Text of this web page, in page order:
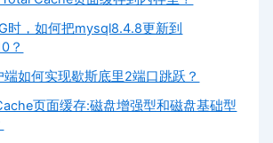
时，如何把mysql8.4.8更新到
？
如何实现歇斯底里2端口跳跃？
页面缓存:磁盘增强型和磁盘基础型